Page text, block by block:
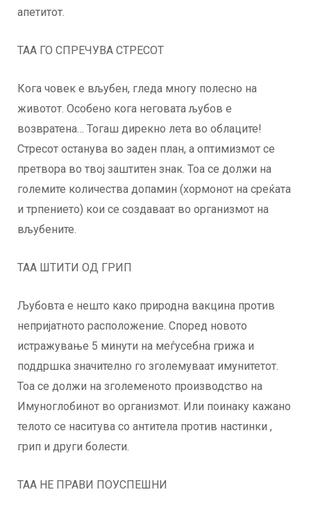
апетитот.
ТАА ГО СПРЕЧУВА СТРЕСОТ
Кога човек е вљубен, гледа многу полесно на
животот. Особено кога неговата љубов е
возвратена… Тогаш дирекно лета во облаците!
Стресот останува во заден план, а оптимизмот се
претвора во твој заштитен знак. Тоа се должи на
големите количества допамин (хормонот на среќата
и трпението) кои се создаваат во организмот на
вљубените.
ТАА ШТИТИ ОД ГРИП
Љубовта е нешто како природна вакцина против
непријатното расположение. Според новото
истражување 5 минути на меѓусебна грижа и
поддршка значително го зголемуваат имунитетот.
Тоа се должи на зголеменото производство на
Имуноглобинот во организмот. Или поинаку кажано
телото се наситува со антитела против настинки ,
грип и други болести.
ТАА НЕ ПРАВИ ПОУСПЕШНИ